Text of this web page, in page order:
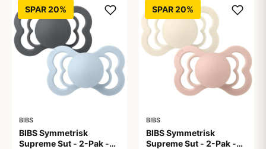
SPAR 20%
BIBS
BIBS Symmetrisk
Supreme Sut - 2-Pak -
SPAR 20%
BIBS
BIBS Symmetrisk
Supreme Sut - 2-Pak -